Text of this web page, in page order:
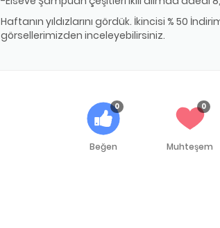
Haftanın yıldızlarını gördük. İkincisi % 50
görsellerimizden inceleyebilirsiniz.
0
Beğen
0
Muhteşem